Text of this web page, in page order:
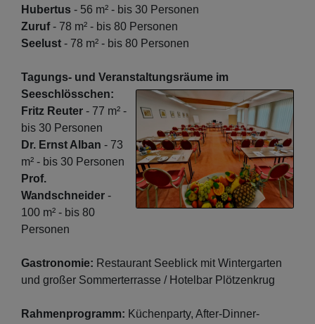
Hubertus - 56 m² - bis 30 Personen
Zuruf- 78 m² - bis 80 Personen
Seelust - 78 m² - bis 80 Personen
Tagungs- und Veranstaltungsräume im
Seeschlösschen:
Fritz Reuter - 77 m² -
bis 30 Personen
Dr. Ernst Alban - 73
m² - bis 30 Personen
Prof.
Wandschneider -
100 m² - bis 80
Personen
Gastronomie: Restaurant Seeblick mit Wintergarten
und großer Sommerterrasse / Hotelbar Plötzenkrug
Rahmenprogramm: Küchenparty, After-Dinner-